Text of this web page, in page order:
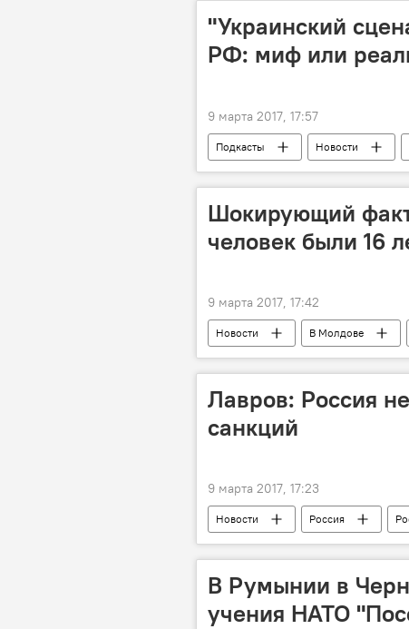
"Украинский
РФ: миф или
9 марта 2017, 17:57
Подкасты Новости
Шокирующий
человек были 16
9 марта 2017, 17:42
Новости В Молдове
задержание
рабство
Лавров: Россия
санкций
9 марта 2017, 17:23
Новости Россия
В Румынии в
учения НАТО